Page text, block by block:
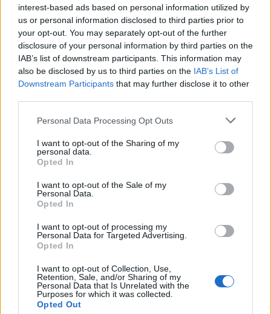
interest-based ads based on personal information utilized by
us or personal information disclosed to third parties prior to
your opt-out. You may separately opt-out of the further
disclosure of your personal information by third parties on the
IAB’s list of downstream participants. This information may
also be disclosed by us to third parties on the IAB’s List of
Downstream Participants that may further disclose it to other
Please note that this website/app uses one or more Google
not limited to your visit or usage behaviour. You may click to
grant or deny consent to Google and its third-party tags to
use your data for below specified purposes in below Google
consent section.
Personal Data Processing Opt Outs
I want to opt-out of the Sharing of my
personal data.
Opted In
I want to opt-out of the Sale of my
Personal Data.
Opted In
I want to opt-out of processing my
Personal Data for Targeted Advertising.
Opted In
I want to opt-out of Collection, Use,
Retention, Sale, and/or Sharing of my
Personal Data that Is Unrelated with the
Purposes for which it was collected.
Opted Out
ΠΟΛΗΣ ΣΤΑ ΨΕΜΜΑΤΑ ΕΡΝΤΟΓΑΝ
υπουργείο Παιδείας